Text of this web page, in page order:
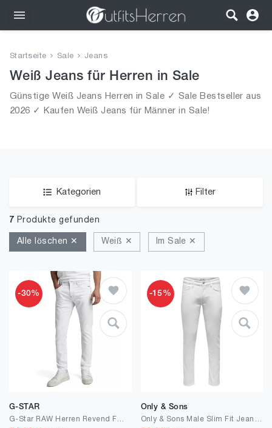
Bekleidung
Wäsche
Startseite Sale Jeans
Weiß Jeans für Herren in Sale
Günstige Weiß Jeans Herren in Sale ✓ Sale Bestseller aus
2026 ✓ Kaufen Weiß Jeans für Männer in Sale!
Kategorien Filter
7 Produkte gefunden
Alle löschen ✕ Weiß ✕ Im Sale ✕
-30%
G-STAR
-15%
Only & Sons